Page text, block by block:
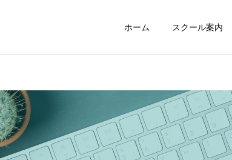
ホーム スクール案内
ジュニアスクール 初心者
NEWS NEWS